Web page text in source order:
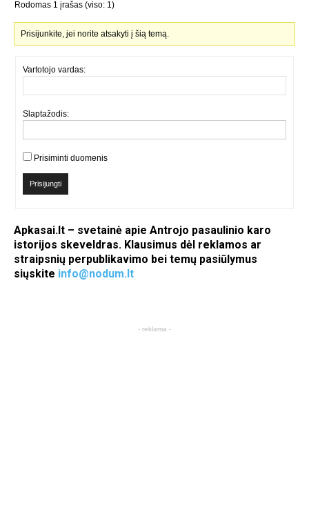
Rodomas 1 įrašas (viso: 1)
Prisijunkite, jei norite atsakyti į šią temą.
Vartotojo vardas:
Slaptažodis:
Prisiminti duomenis
Prisijungti
Apkasai.lt – svetainė apie Antrojo pasaulinio karo
istorijos skeveldras. Klausimus dėl reklamos ar
straipsnių perpublikavimo bei temų pasiūlymus
siųskite info@nodum.lt
- reklama -